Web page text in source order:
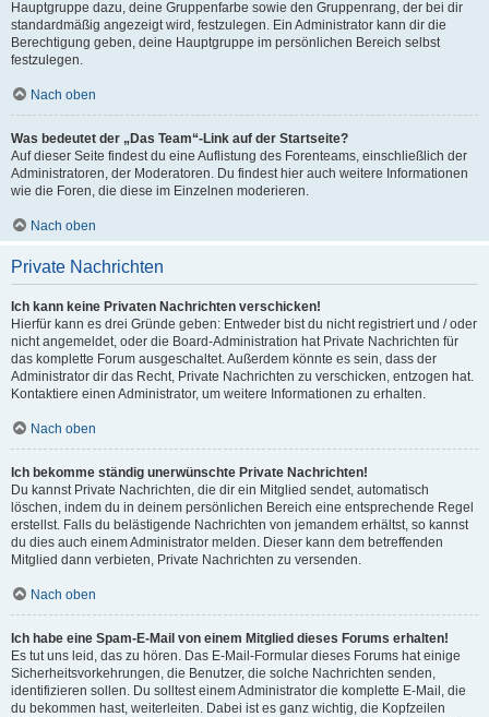
Hauptgruppe dazu, deine Gruppenfarbe sowie den Gruppenrang, der bei dir
standardmäßig angezeigt wird, festzulegen. Ein Administrator kann dir die
Berechtigung geben, deine Hauptgruppe im persönlichen Bereich selbst
festzulegen.
Nach oben
Was bedeutet der „Das Team“-Link auf der Startseite?
Auf dieser Seite findest du eine Auflistung des Forenteams, einschließlich der
Administratoren, der Moderatoren. Du findest hier auch weitere Informationen
wie die Foren, die diese im Einzelnen moderieren.
Nach oben
Private Nachrichten
Ich kann keine Privaten Nachrichten verschicken!
Hierfür kann es drei Gründe geben: Entweder bist du nicht registriert und / oder
nicht angemeldet, oder die Board-Administration hat Private Nachrichten für
das komplette Forum ausgeschaltet. Außerdem könnte es sein, dass der
Administrator dir das Recht, Private Nachrichten zu verschicken, entzogen hat.
Kontaktiere einen Administrator, um weitere Informationen zu erhalten.
Nach oben
Ich bekomme ständig unerwünschte Private Nachrichten!
Du kannst Private Nachrichten, die dir ein Mitglied sendet, automatisch
löschen, indem du in deinem persönlichen Bereich eine entsprechende Regel
erstellst. Falls du belästigende Nachrichten von jemandem erhältst, so kannst
du dies auch einem Administrator melden. Dieser kann dem betreffenden
Mitglied dann verbieten, Private Nachrichten zu versenden.
Nach oben
Ich habe eine Spam-E-Mail von einem Mitglied dieses Forums erhalten!
Es tut uns leid, das zu hören. Das E-Mail-Formular dieses Forums hat einige
Sicherheitsvorkehrungen, die Benutzer, die solche Nachrichten senden,
identifizieren sollen. Du solltest einem Administrator die komplette E-Mail, die
du bekommen hast, weiterleiten. Dabei ist es ganz wichtig, die Kopfzeilen